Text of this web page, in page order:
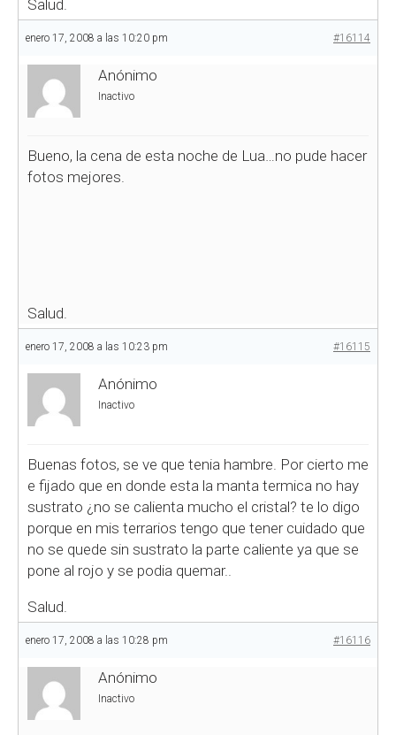
Salud.
enero 17, 2008 a las 10:20 pm #16114
Anónimo
Inactivo
Bueno, la cena de esta noche de Lua…no pude hacer
fotos mejores.
Salud.
enero 17, 2008 a las 10:23 pm #16115
Anónimo
Inactivo
Buenas fotos, se ve que tenia hambre. Por cierto me
e fijado que en donde esta la manta termica no hay
sustrato ¿no se calienta mucho el cristal? te lo digo
porque en mis terrarios tengo que tener cuidado que
no se quede sin sustrato la parte caliente ya que se
pone al rojo y se podia quemar..
Salud.
enero 17, 2008 a las 10:28 pm #16116
Anónimo
Inactivo